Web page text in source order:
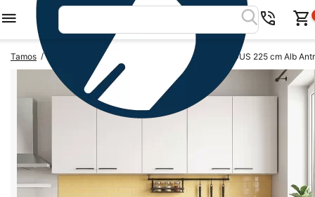
Tamos / Bucatarii complete Set Mobila Bucatarie MODUS 225 cm Alb